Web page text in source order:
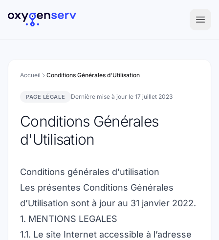
Accueil Conditions Générales d'Utilisation
PAGE LÉGALE Dernière mise à jour le 17 juillet 2023
Conditions Générales
d'Utilisation
Conditions générales d'utilisation
Les présentes Conditions Générales
d’Utilisation sont à jour au 31 janvier 2022.
1. MENTIONS LEGALES
1.1. Le site Internet accessible à l’adresse